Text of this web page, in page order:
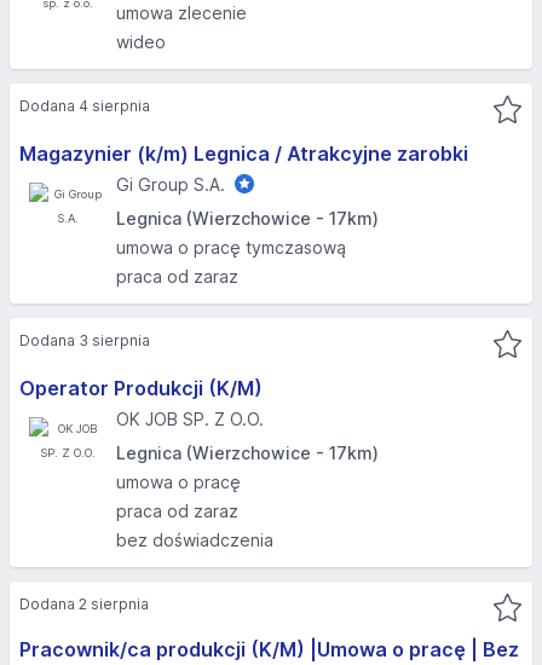
umowa zlecenie
wideo
Magazynier (k/m) Legnica / Atrakcyjne zarobki
Gi Group S.A.
Legnica (Wierzchowice - 17km)
umowa o pracę tymczasową
praca od zaraz
Dodana 4 sierpnia
Operator Produkcji (K/M)
OK JOB SP. Z O.O.
Legnica (Wierzchowice - 17km)
umowa o pracę
praca od zaraz
bez doświadczenia
Dodana 3 sierpnia
Pracownik/ca produkcji (K/M) |Umowa o pracę | Bez
Dodana 2 sierpnia